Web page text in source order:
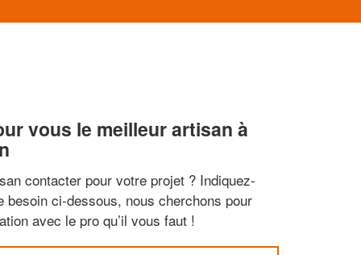
vous le meilleur artisan à
contacter pour votre projet ? Indiquez-
besoin ci-dessous, nous cherchons pour
avec le pro qu’il vous faut !